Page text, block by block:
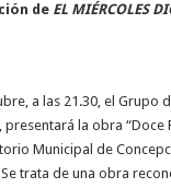
de EL MIÉRCOLES
a las 21.30, el Grupo
la obra “Doce
Municipal de
trata de una obra